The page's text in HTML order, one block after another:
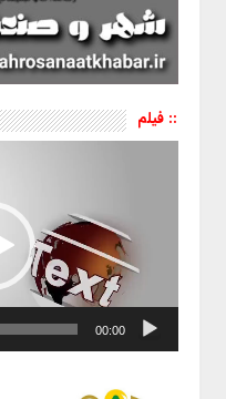
:: فیلم
نمایشگر
00:00